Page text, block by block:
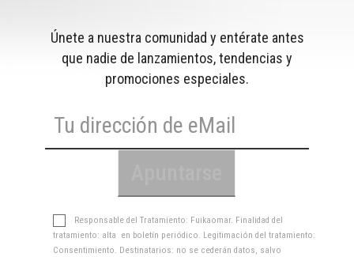
Únete a nuestra comunidad y entérate antes
que nadie de lanzamientos, tendencias y
promociones especiales.
Responsable del Tratamiento: Fuikaomar. Finalidad del
tratamiento: alta en boletín periódico. Legitimación del tratamiento:
Consentimiento. Destinatarios: no se cederán datos, salvo